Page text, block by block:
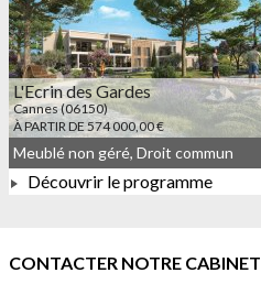
L'Ecrin des Gardes
Cannes (06150)
À PARTIR DE 574 000,00 €
À PARTIR DE 574 000,00 €
Meublé non géré, Droit commun
Découvrir le programme
CONTACTER NOTRE CABINET